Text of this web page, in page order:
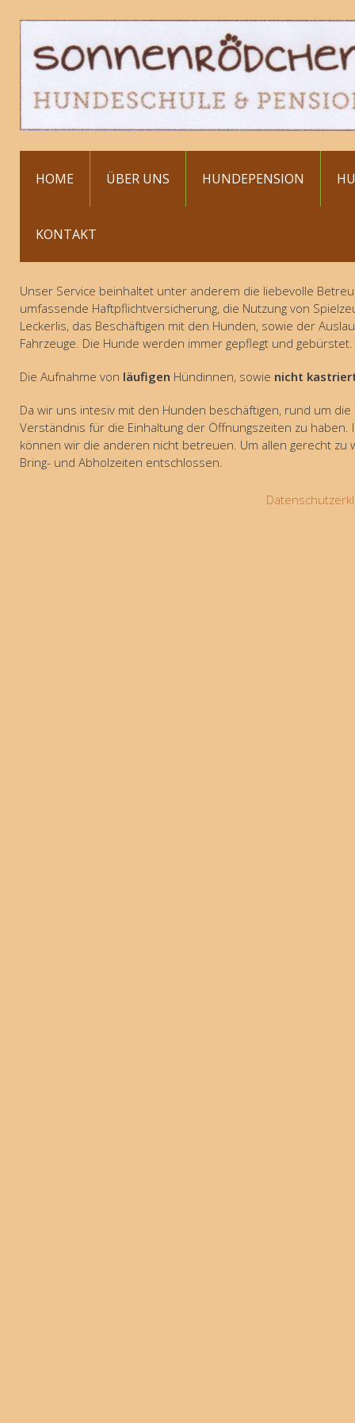
HOME ÜBER UNS HUNDEPENSION
KONTAKT
Unser Service beinhaltet unter anderem die liebevolle
umfassende Haftpflichtversicherung, die Nutzung von
Leckerlis, das Beschäftigen mit den Hunden, sowie der
Fahrzeuge. Die Hunde werden immer gepflegt und gebürstet.
Die Aufnahme von läufigen Hündinnen, sowie nicht
Da wir uns intesiv mit den Hunden beschäftigen, rund um
Verständnis für die Einhaltung der Öffnungszeiten zu
können wir die anderen nicht betreuen. Um allen gerecht
Bring- und Abholzeiten entschlossen.